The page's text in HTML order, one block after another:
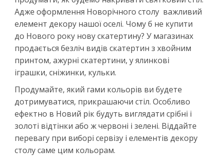
Адже оформлення Новорічного столу важливий
елемент декору нашої оселі. Чому б не купити
до Нового року нову скатертину? У магазинах
продається безліч видів скатертин з хвойним
принтом, ажурні скатертини, у ялинкові
іграшки, сніжинки, кульки.
Продумайте, який гами кольорів ви будете
дотримуватися, прикрашаючи стіл. Особливо
ефектно в Новий рік будуть виглядати срібні і
золоті відтінки або ж червоні і зелені. Віддайте
перевагу при виборі сервізу і елементів декору
столу саме цим кольорам.